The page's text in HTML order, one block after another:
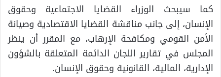
كما سيبحث الوزراء القضايا الاجتماعية وحقوق
الإنسان، إلى جانب مناقشة القضايا الاقتصادية وصيانة
الأمن القومي ومكافحة الإرهاب، مع المقرر أن ينظر
المجلس في تقارير اللجان الدائمة المتعلقة بالشؤون
الإدارية، المالية، القانونية وحقوق الإنسان.